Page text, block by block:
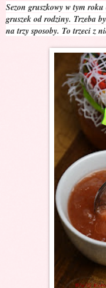
Sezon gruszkowy w tym
gruszek od rodziny. Trzeba
na trzy sposoby. To trzeci z